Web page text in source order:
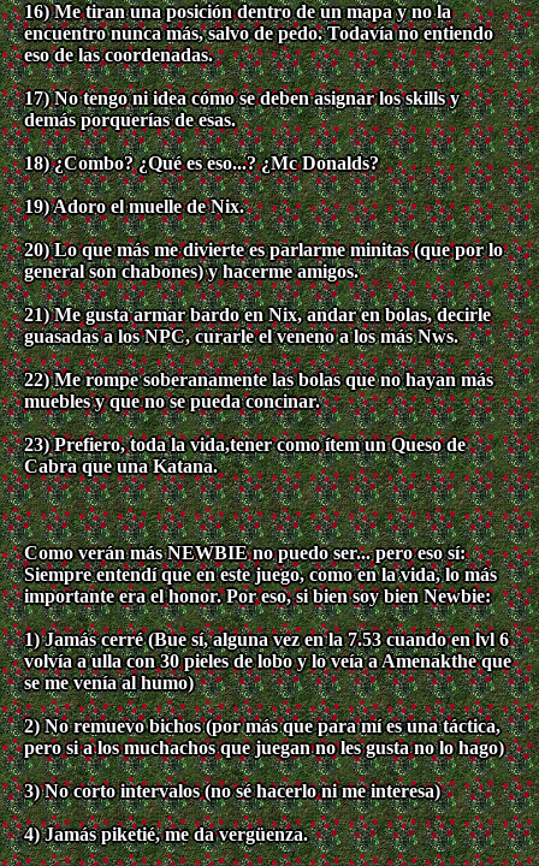
16) Me tiran una posición dentro de un mapa y no la
encuentro nunca más, salvo de pedo. Todavía no entiendo
eso de las coordenadas.
17) No tengo ni idea cómo se deben asignar los skills y
demás porquerías de esas.
18) ¿Combo? ¿Qué es eso...? ¿Mc Donalds?
19) Adoro el muelle de Nix.
20) Lo que más me divierte es parlarme minitas (que por lo
general son chabones) y hacerme amigos.
21) Me gusta armar bardo en Nix, andar en bolas, decirle
guasadas a los NPC, curarle el veneno a los más Nws.
22) Me rompe soberanamente las bolas que no hayan más
muebles y que no se pueda concinar.
23) Prefiero, toda la vida,tener como ítem un Queso de
Cabra que una Katana.
Como verán más NEWBIE no puedo ser... pero eso sí:
Siempre entendí que en este juego, como en la vida, lo más
importante era el honor. Por eso, si bien soy bien Newbie:
1) Jamás cerré (Bue sí, alguna vez en la 7.53 cuando en lvl 6
volvía a ulla con 30 pieles de lobo y lo veía a Amenakthe que
se me venía al humo)
2) No remuevo bichos (por más que para mí es una táctica,
pero si a los muchachos que juegan no les gusta no lo hago)
3) No corto intervalos (no sé hacerlo ni me interesa)
4) Jamás piketié, me da vergüenza.